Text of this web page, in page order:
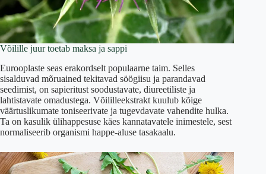
Võilille juur toetab maksa ja sappi
Eurooplaste seas erakordselt populaarne taim. Selles
sisalduvad mõruained tekitavad söögiisu ja parandavad
seedimist, on sapieritust soodustavate, diureetiliste ja
lahtistavate omadustega. Võililleekstrakt kuulub kõige
väärtuslikumate toniseerivate ja tugevdavate vahendite hulka.
Ta on kasulik ülihappesuse käes kannatavatele inimestele, sest
normaliseerib organismi happe-aluse tasakaalu.